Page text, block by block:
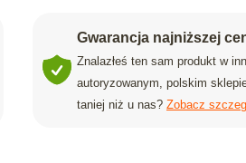
Gwarancja najniższej
Znalazłeś ten sam produkt w
autoryzowanym, polskim
taniej niż u nas? Zobacz